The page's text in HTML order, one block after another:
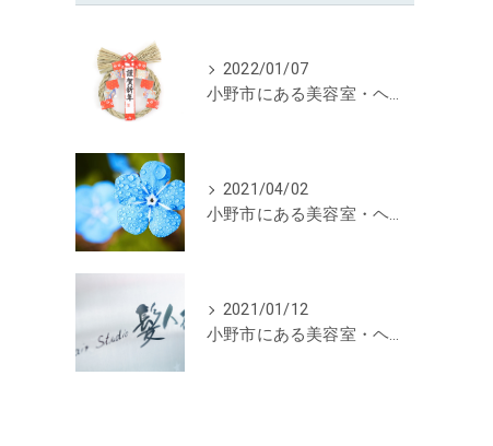
2022/01/07
小野市にある美容室・ヘアースタジオ髪人形から挨拶
2021/04/02
小野市にある美容室・ヘアースタジオ髪人形から4月の定休日のお知らせ
2021/01/12
小野市にある美容室・ヘアースタジオ髪人形からお知らせ